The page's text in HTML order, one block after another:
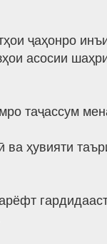
ҷаҳонро
асосии
таҷассум
ва ҳувияти